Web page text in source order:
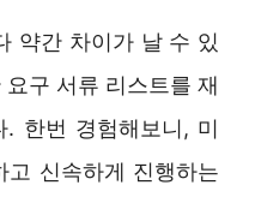
약간 차이가 날 수 있
구 서류 리스트를 재
. 한번 경험해보니, 미
고 신속하게 진행하는